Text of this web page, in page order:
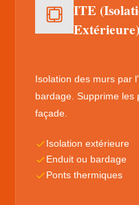
ITE
Extérieure)
Isolation des murs par
bardage. Supprime les
façade.
Isolation extérieure
Enduit ou bardage
Ponts thermiques